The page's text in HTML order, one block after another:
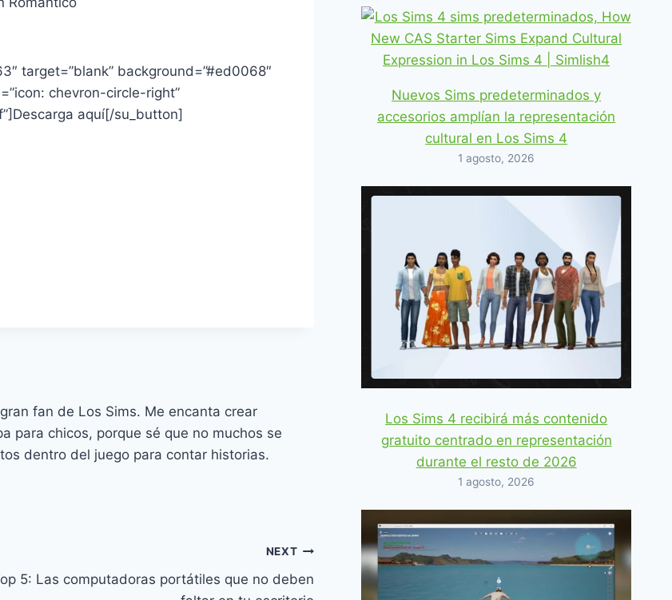
target=”blank” background=”#ed0068″
chevron-circle-right”
aquí[/su_button]
fan de Los Sims. Me encanta crear
para chicos, porque sé que no muchos se
dentro del juego para contar historias.
NEXT
5: Las computadoras portátiles que no deben
Nuevos Sims predeterminados y
accesorios amplían la representación
cultural en Los Sims 4
1 agosto, 2026
Los Sims 4 recibirá más contenido
gratuito centrado en representación
durante el resto de 2026
1 agosto, 2026